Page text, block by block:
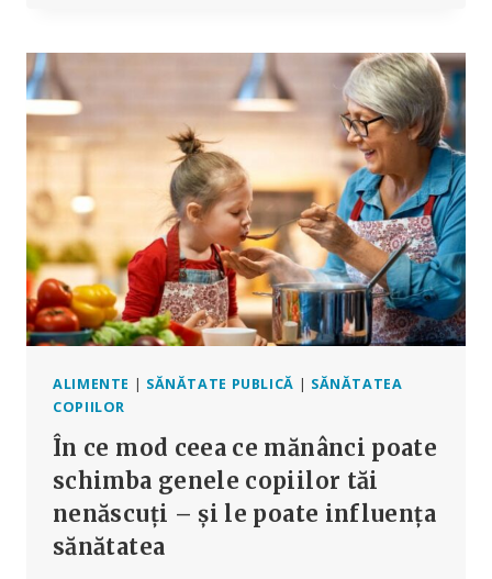
LOC
DE
REGLAREA
FAPTELOR
ALIMENTE | SĂNĂTATE PUBLICĂ | SĂNĂTATEA
COPIILOR
În ce mod ceea ce mănânci poate
schimba genele copiilor tăi
nenăscuți – și le poate influența
sănătatea